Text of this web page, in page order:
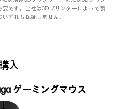
です。当社は3Dプリンターによって製
ずれも保証しません。
入
ゲーミングマウス